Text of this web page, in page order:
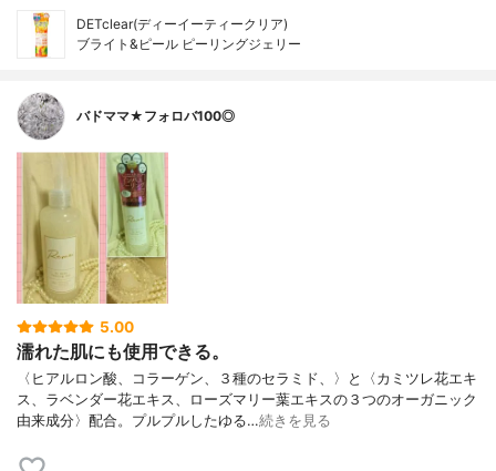
DETclear(ディーイーティークリア)
ブライト&ピール ピーリングジェリー
バドママ★フォロバ100◎
5.00
濡れた肌にも使用できる。
〈ヒアルロン酸、コラーゲン、３種のセラミド、〉と〈カミツレ花エキ
ス、ラベンダー花エキス、ローズマリー葉エキスの３つのオーガニック
由来成分〉配合。プルプルしたゆる…続きを見る